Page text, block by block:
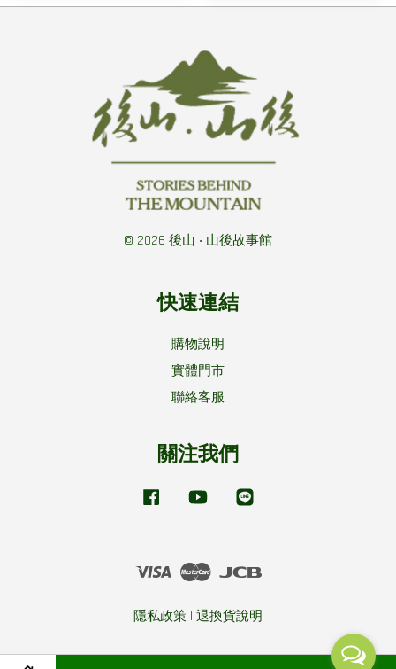
© 2026 後山 ‧ 山後故事館
快速連結
購物說明
實體門市
聯絡客服
關注我們
Facebook YouTube
Visa Master JCB
隱私政策 | 退換貨說明